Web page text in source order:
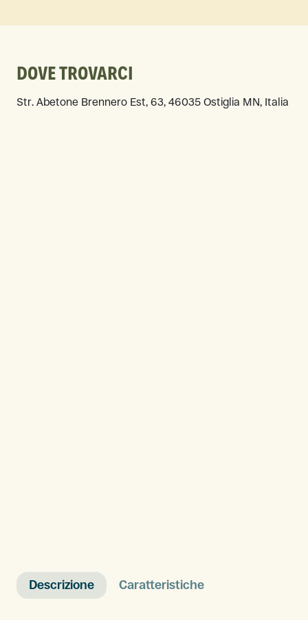
Descrizione Caratteristiche
DOVE TROVARCI
Str. Abetone Brennero Est, 63, 46035 Ostiglia MN, Italia